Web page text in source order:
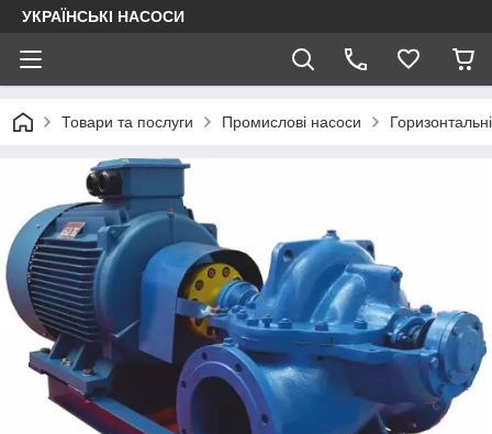
УКРАЇНСЬКІ НАСОСИ
Товари та послуги Промислові насоси